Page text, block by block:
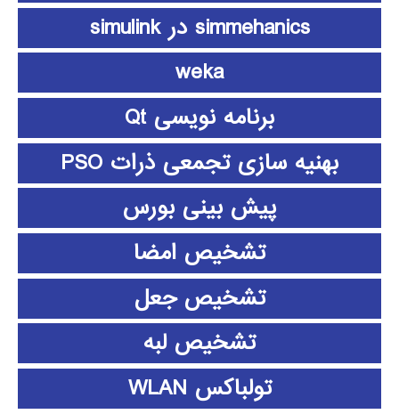
simmehanics در simulink
weka
برنامه نویسی Qt
بهنیه سازی تجمعی ذرات PSO
پیش بینی بورس
تشخیص امضا
تشخیص جعل
تشخیص لبه
تولباکس WLAN